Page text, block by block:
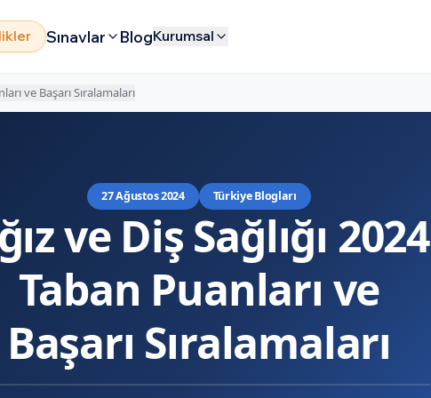
Sınavlar BlogKurumsal
ve Başarı Sıralamaları
27 Ağustos 2024 Türkiye Blogları
ve Diş Sağlığı 2024
Taban Puanları ve
Başarı Sıralamaları